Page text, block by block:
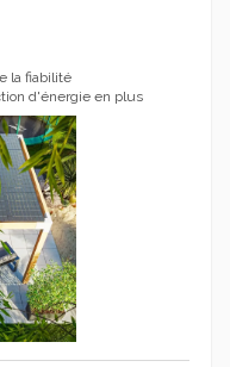
la fiabilité
d'énergie en plus